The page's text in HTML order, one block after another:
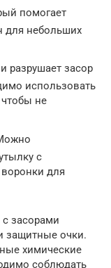
помогает
для небольших
разрушает засор
использовать
не
с
для
засорами
защитные очки.
химические
соблюдать